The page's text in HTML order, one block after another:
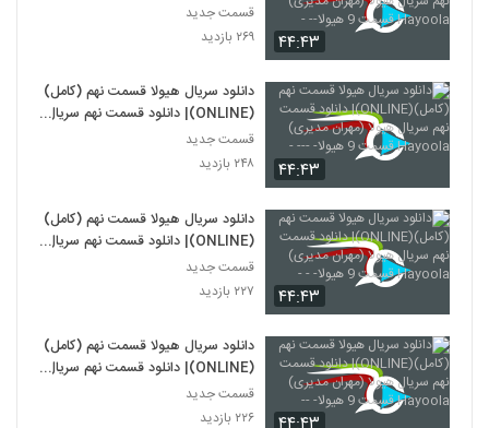
۴۴:۴۳
قسمت 9 هیولا-- -
قسمت جدید
۲۶۹ بازدید
۴۴:۴۳
دانلود سریال هیولا قسمت نهم (کامل)
(ONLINE)| دانلود قسمت نهم سریال
قسمت 9 هیولا- --- -
قسمت جدید
۲۴۸ بازدید
۴۴:۴۳
دانلود سریال هیولا قسمت نهم (کامل)
(ONLINE)| دانلود قسمت نهم سریال
قسمت 9 هیولا- - -
قسمت جدید
۲۲۷ بازدید
دانلود سریال هیولا قسمت نهم (کامل)
(ONLINE)| دانلود قسمت نهم سریال
قسمت 9 هیولا- --
قسمت جدید
۲۲۶ بازدید